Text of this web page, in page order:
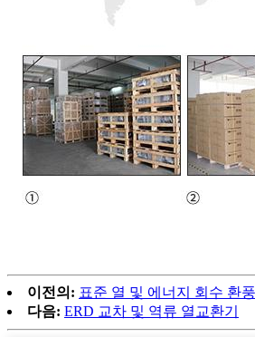
이전의: 표준 열 및 에너지 회수 환풍
다음: ERD 교차 및 역류 열교환기